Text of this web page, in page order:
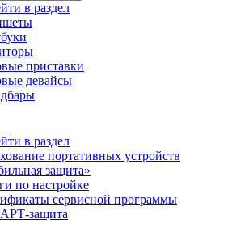
в раздел
приставки
девайсы
в раздел
портативных устройств
защита»
по настройке
сервисной программы
защита